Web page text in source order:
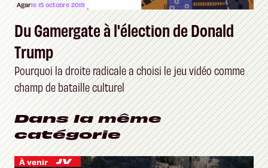
Agarle 15 octobre 2019
Du Gamergate à l'élection de Donald
Trump
Pourquoi la droite radicale a choisi le jeu vidéo comme
champ de bataille culturel
Dans la même
catégorie
À venir